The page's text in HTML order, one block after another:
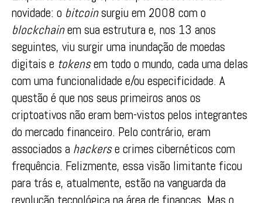
novidade: o bitcoinsurgiu em 2008 com o
blockchainem sua estrutura e, nos 13 anos
seguintes, viu surgir uma inundação de moedas
digitais e tokensem todo o mundo, cada uma delas
com uma funcionalidade e/ou especificidade. A
questão é que nos seus primeiros anos os
criptoativos não eram bem-vistos pelos integrantes
do mercado financeiro. Pelo contrário, eram
associados a hackerse crimes cibernéticos com
frequência. Felizmente, essa visão limitante ficou
para trás e, atualmente, estão na vanguarda da
revolução tecnológica na área de finanças. Mas o